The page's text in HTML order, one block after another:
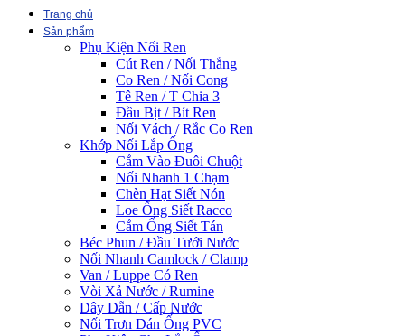
Trang chủ
Sản phẩm
Phụ Kiện Nối Ren
Cút Ren / Nối Thẳng
Co Ren / Nối Cong
Tê Ren / T Chia 3
Đầu Bịt / Bít Ren
Nối Vách / Rắc Co Ren
Khớp Nối Lắp Ống
Cắm Vào Đuôi Chuột
Nối Nhanh 1 Chạm
Chèn Hạt Siết Nón
Loe Ống Siết Racco
Cắm Ống Siết Tán
Béc Phun / Đầu Tưới Nước
Nối Nhanh Camlock / Clamp
Van / Luppe Có Ren
Vòi Xả Nước / Rumine
Dây Dẫn / Cấp Nước
Nối Trơn Dán Ống PVC